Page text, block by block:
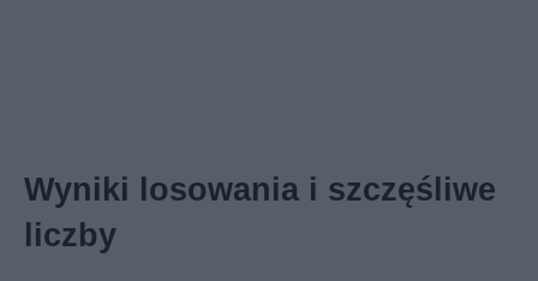
Wyniki losowania i szczęśliwe
liczby